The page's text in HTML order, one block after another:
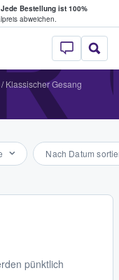
Jede Bestellung ist 100%
abweichen.
StubHub - Wo
/ Klassischer Gesang
Nach Datum
pünktlich